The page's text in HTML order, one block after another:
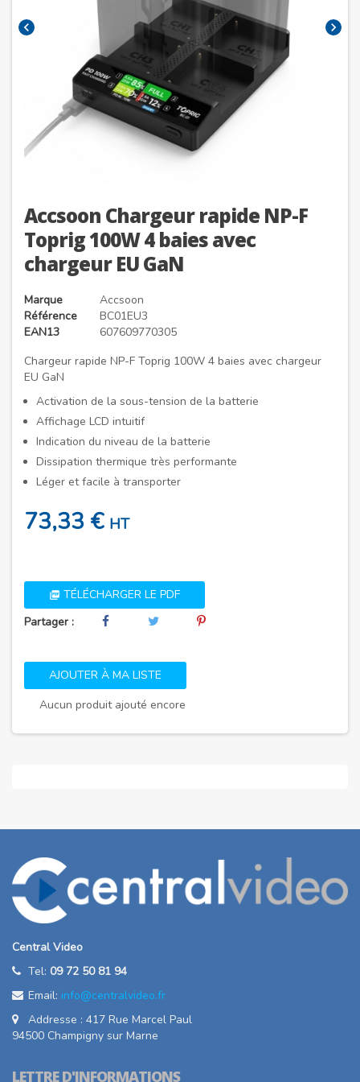
chevron_left chevron_right
Accsoon Chargeur rapide NP-F
Toprig 100W 4 baies avec
chargeur EU GaN
Marque
Accsoon
Référence
BC01EU3
EAN13
607609770305
Chargeur rapide NP-F Toprig 100W 4 baies avec chargeur
EU GaN
Activation de la sous-tension de la batterie
Affichage LCD intuitif
Indication du niveau de la batterie
Dissipation thermique très performante
Léger et facile à transporter
73,33 € HT
 TÉLÉCHARGER LE PDF
Partager :
AJOUTER À MA LISTE
Aucun produit ajouté encore
Central Video
Tel: 09 72 50 81 94
Email: info@centralvideo.fr
Addresse : 417 Rue Marcel Paul
94500 Champigny sur Marne
LETTRE D'INFORMATIONS